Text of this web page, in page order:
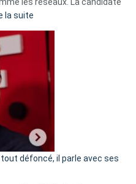
la suite
d’alliance
secrète
«
C’est
défoncé, il parle avec ses